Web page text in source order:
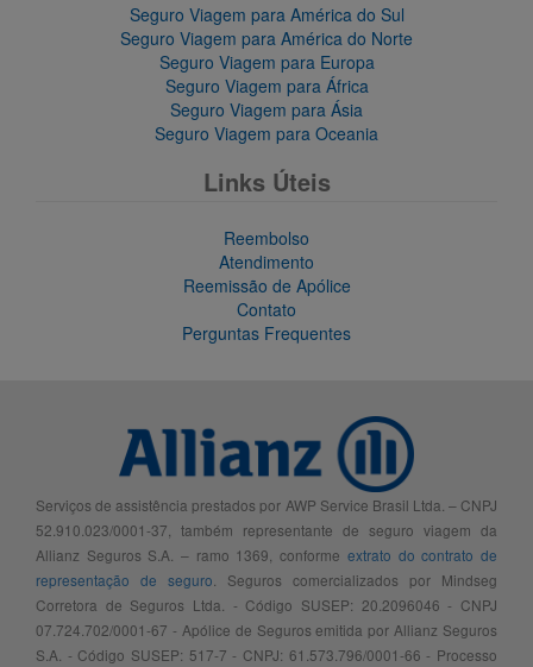
Seguro Viagem para América do Sul
Seguro Viagem para América do Norte
Seguro Viagem para Europa
Seguro Viagem para África
Seguro Viagem para Ásia
Seguro Viagem para Oceania
Links Úteis
Reembolso
Atendimento
Reemissão de Apólice
Contato
Perguntas Frequentes
Serviços de assistência prestados por AWP Service Brasil Ltda. – CNPJ
52.910.023/0001-37, também representante de seguro viagem da
Allianz Seguros S.A. – ramo 1369, conforme extrato do contrato de
representação de seguro . Seguros comercializados por Mindseg
Corretora de Seguros Ltda. - Código SUSEP: 20.2096046 - CNPJ
07.724.702/0001-67 - Apólice de Seguros emitida por Allianz Seguros
S.A. - Código SUSEP: 517-7 - CNPJ: 61.573.796/0001-66 - Processo